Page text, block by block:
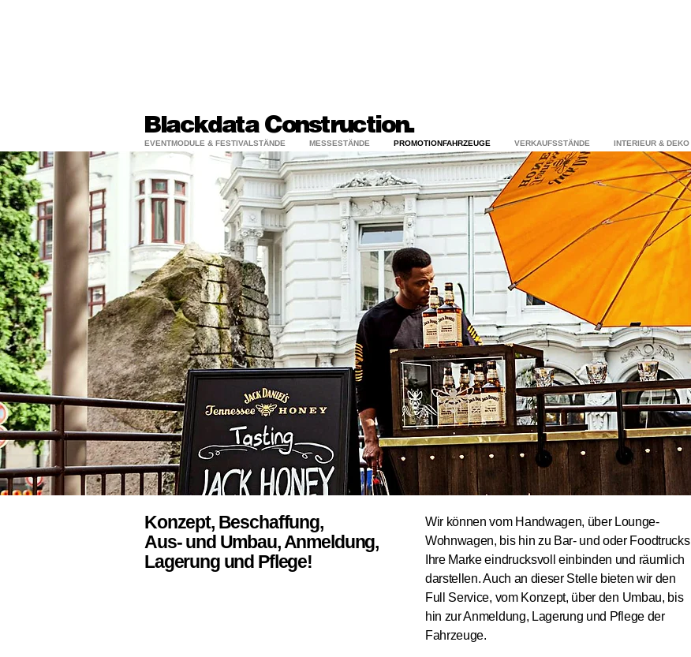
Blackdata Construction.
EVENTMODULE & FESTIVALSTÄNDE MESSESTÄNDE PROMOTIONFAHRZEUGE VERKAUFSSTÄNDE INTERIEUR & DEKO
Konzept, Beschaffung,
Aus- und Umbau, Anmeldung,
Lagerung und Pflege!
Wir können vom Handwagen, über Lounge-
Wohnwagen, bis hin zu Bar- und oder Foodtrucks
Ihre Marke eindrucksvoll einbinden und räumlich
darstellen. Auch an dieser Stelle bieten wir den
Full Service, vom Konzept, über den Umbau, bis
hin zur Anmeldung, Lagerung und Pflege der
Fahrzeuge.